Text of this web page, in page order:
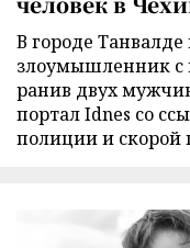
В городе
злоумышленник с
ранив двух
портал Idnes со
полиции и